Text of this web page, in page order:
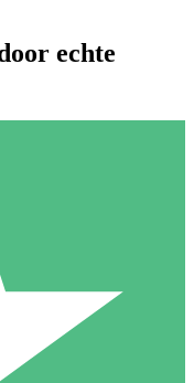
Geen maandelijkse
echte